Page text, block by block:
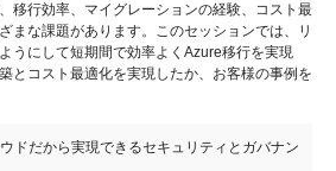
移行効率、マイグレーションの経験、コスト最
まな課題があります。このセッションでは、リ
うにして短期間で効率よくAzure移行を実現
とコスト最適化を実現したか、お客様の事例を
ドだから実現できるセキュリティとガバナン